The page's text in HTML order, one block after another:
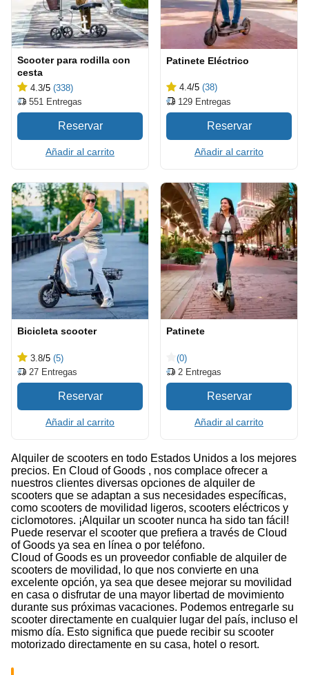
Scooter para rodilla con
cesta
4.3/5 (338)
551 Entregas
Añadir al carrito
Patinete Eléctrico
4.4/5 (38)
129 Entregas
Añadir al carrito
Bicicleta scooter
3.8/5 (5)
27 Entregas
Añadir al carrito
Patinete
(0)
2 Entregas
Añadir al carrito
Alquiler de scooters en todo Estados Unidos a los mejores
precios. En Cloud of Goods , nos complace ofrecer a
nuestros clientes diversas opciones de alquiler de
scooters que se adaptan a sus necesidades específicas,
como scooters de movilidad ligeros, scooters eléctricos y
ciclomotores. ¡Alquilar un scooter nunca ha sido tan fácil!
Puede reservar el scooter que prefiera a través de Cloud
of Goods ya sea en línea o por teléfono.
Cloud of Goods es un proveedor confiable de alquiler de
scooters de movilidad, lo que nos convierte en una
excelente opción, ya sea que desee mejorar su movilidad
en casa o disfrutar de una mayor libertad de movimiento
durante sus próximas vacaciones. Podemos entregarle su
scooter directamente en cualquier lugar del país, incluso el
mismo día. Esto significa que puede recibir su scooter
motorizado directamente en su casa, hotel o resort.